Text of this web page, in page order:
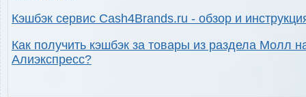
Кэшбэк сервис Cash4Brands.ru - обзор и
Как получить кэшбэк за товары из раздела Молл
Алиэкспресс?